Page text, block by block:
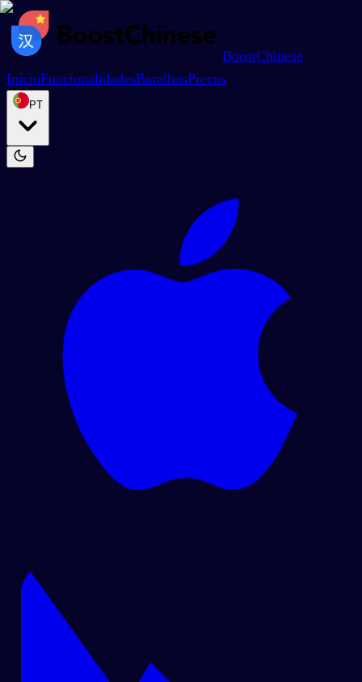
BoostChinese
InícioFuncionalidadesBaralhosPreços
PT